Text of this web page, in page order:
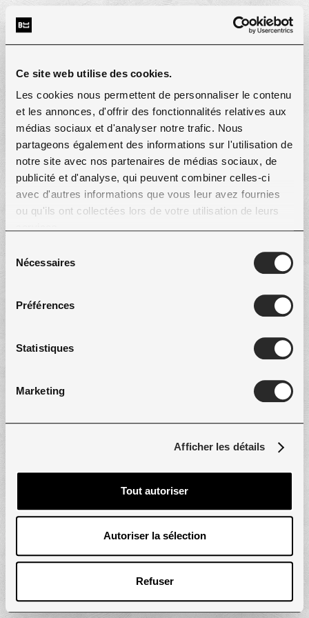
Ce site web utilise des cookies.
Les cookies nous permettent de personnaliser le contenu
et les annonces, d'offrir des fonctionnalités relatives aux
médias sociaux et d'analyser notre trafic. Nous
partageons également des informations sur l'utilisation de
notre site avec nos partenaires de médias sociaux, de
publicité et d'analyse, qui peuvent combiner celles-ci
avec d'autres informations que vous leur avez fournies
ou qu'ils ont collectées lors de votre utilisation de leurs
Nécessaires
Préférences
Statistiques
Marketing
Afficher les détails
Tout autoriser
Autoriser la sélection
Refuser